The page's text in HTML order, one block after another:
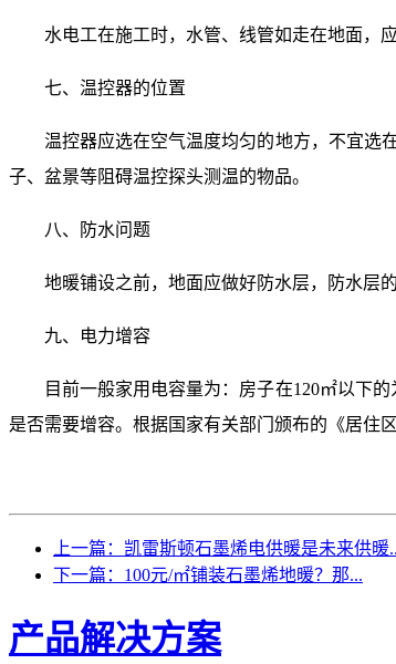
水电工在施工时，水管、线管如走在地面，
七、温控器的位置
温控器应选在空气温度均匀的地方，不宜选
子、盆景等阻碍温控探头测温的物品。
八、防水问题
地暖铺设之前，地面应做好防水层，防水层
九、电力增容
目前一般家用电容量为：房子在120㎡以下
是否需要增容。根据国家有关部门颁布的《居住
上一篇：凯雷斯顿石墨烯电供暖是未来供暖
下一篇：100元/㎡铺装石墨烯地暖？那...
产品解决方案